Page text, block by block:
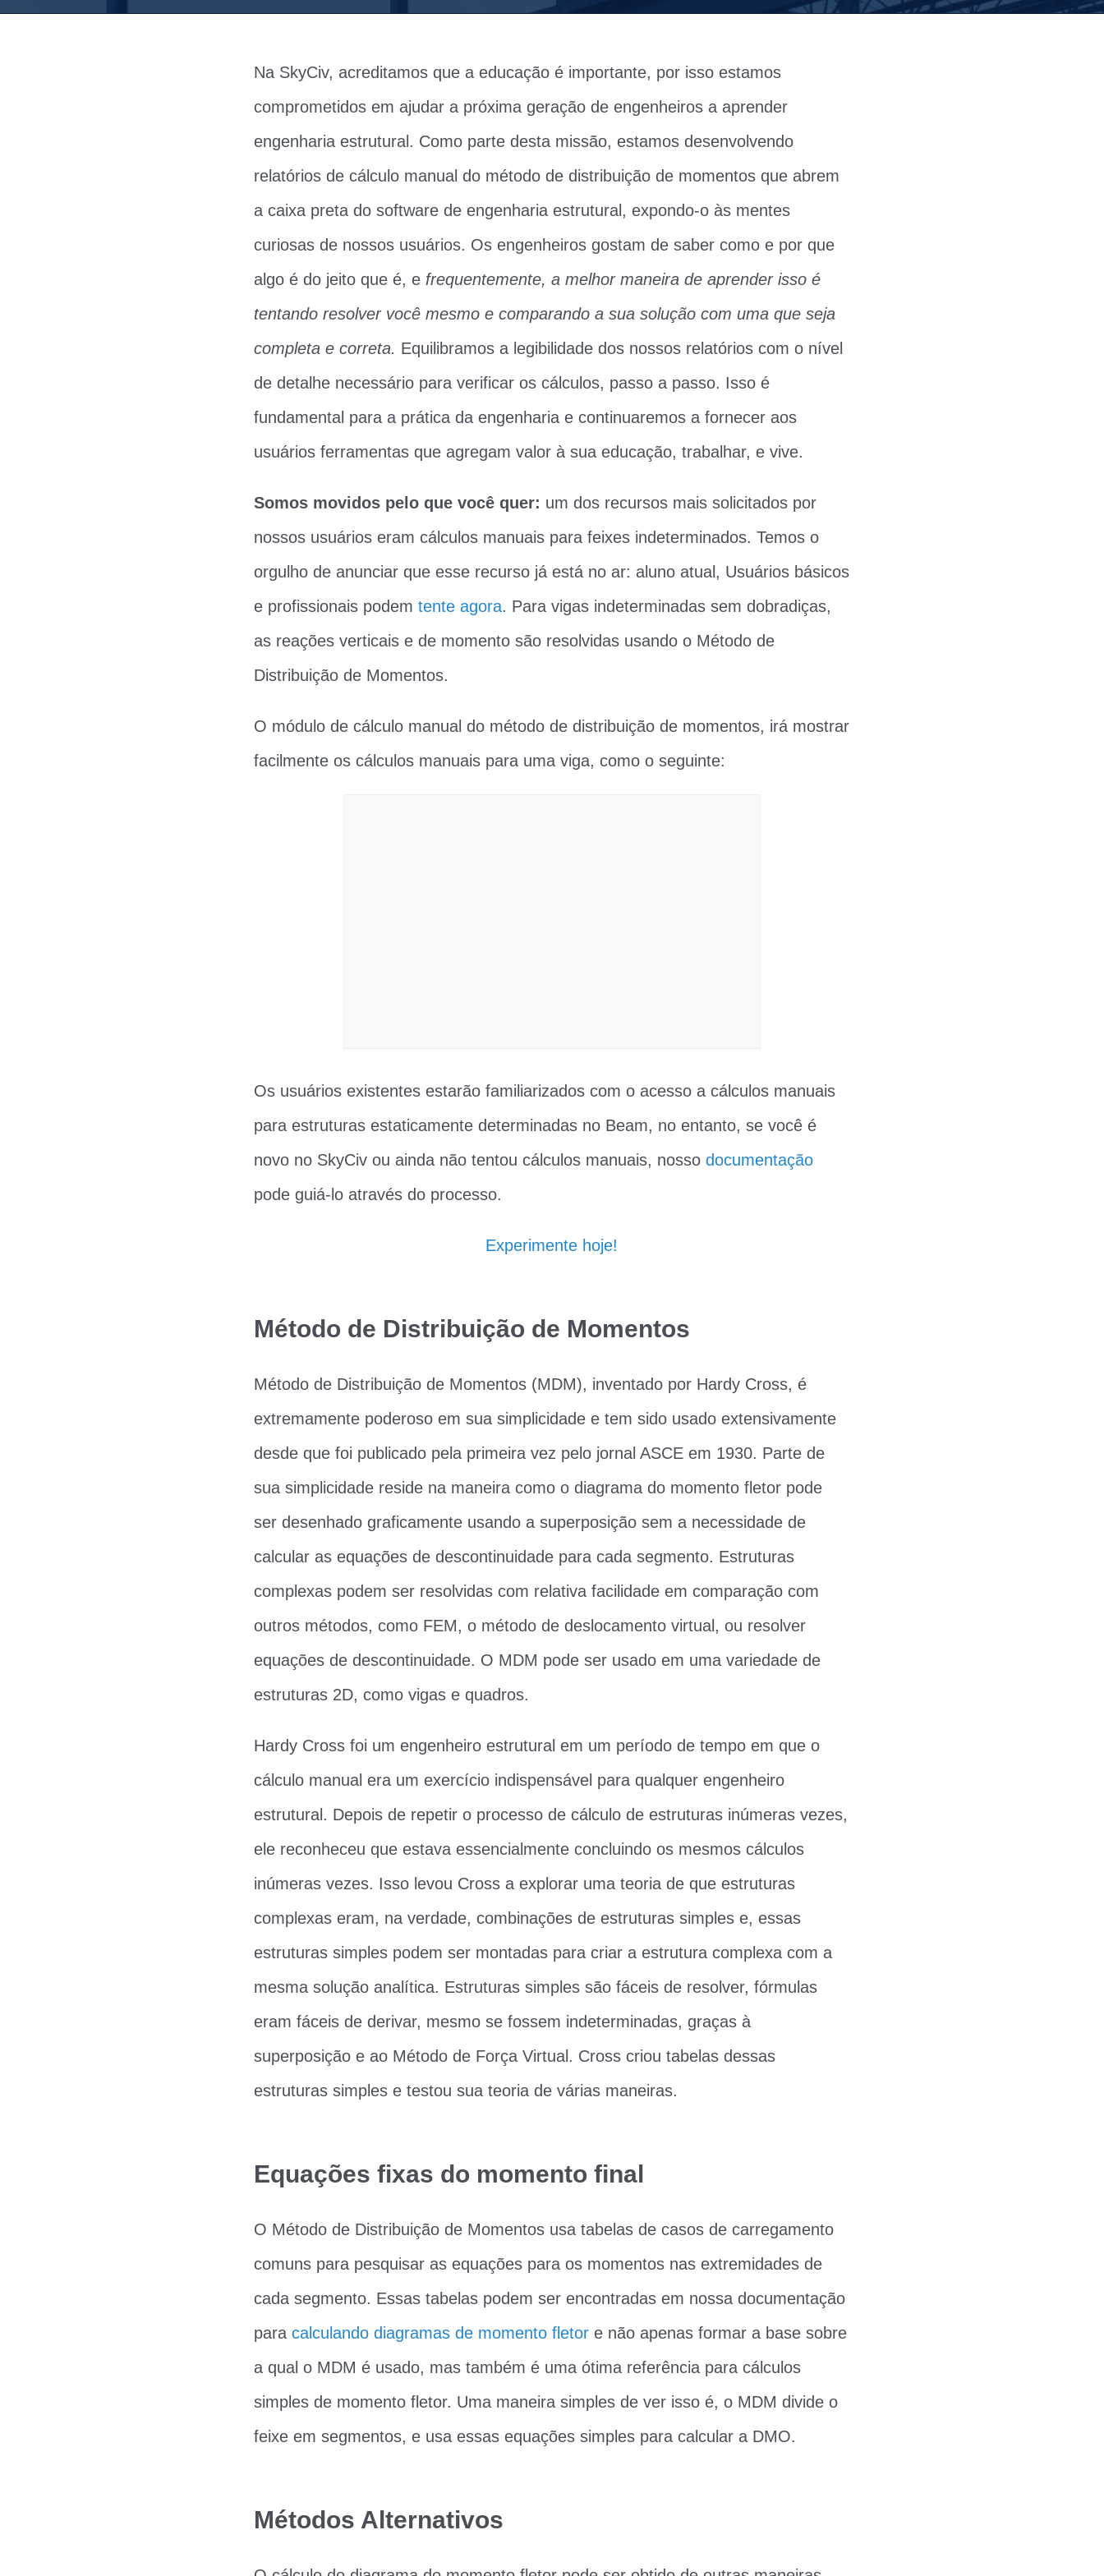
Na SkyCiv, acreditamos que a educação é importante, por isso estamos
comprometidos em ajudar a próxima geração de engenheiros a aprender
engenharia estrutural. Como parte desta missão, estamos desenvolvendo
relatórios de cálculo manual do método de distribuição de momentos que abrem
a caixa preta do software de engenharia estrutural, expondo-o às mentes
curiosas de nossos usuários. Os engenheiros gostam de saber como e por que
algo é do jeito que é, e frequentemente, a melhor maneira de aprender isso é
tentando resolver você mesmo e comparando a sua solução com uma que seja
completa e correta. Equilibramos a legibilidade dos nossos relatórios com o nível
de detalhe necessário para verificar os cálculos, passo a passo. Isso é
fundamental para a prática da engenharia e continuaremos a fornecer aos
usuários ferramentas que agregam valor à sua educação, trabalhar, e vive.
Somos movidos pelo que você quer: um dos recursos mais solicitados por
nossos usuários eram cálculos manuais para feixes indeterminados. Temos o
orgulho de anunciar que esse recurso já está no ar: aluno atual, Usuários básicos
e profissionais podemtente agora. Para vigas indeterminadas sem dobradiças,
as reações verticais e de momento são resolvidas usando o Método de
Distribuição de Momentos.
O módulo de cálculo manual do método de distribuição de momentos, irá mostrar
facilmente os cálculos manuais para uma viga, como o seguinte:
Os usuários existentes estarão familiarizados com o acesso a cálculos manuais
para estruturas estaticamente determinadas no Beam, no entanto, se você é
novo no SkyCiv ou ainda não tentou cálculos manuais, nossodocumentação
pode guiá-lo através do processo.
Experimente hoje!
Método de Distribuição de Momentos
Método de Distribuição de Momentos (MDM), inventado por Hardy Cross, é
extremamente poderoso em sua simplicidade e tem sido usado extensivamente
desde que foi publicado pela primeira vez pelo jornal ASCE em 1930. Parte de
sua simplicidade reside na maneira como o diagrama do momento fletor pode
ser desenhado graficamente usando a superposição sem a necessidade de
calcular as equações de descontinuidade para cada segmento. Estruturas
complexas podem ser resolvidas com relativa facilidade em comparação com
outros métodos, como FEM, o método de deslocamento virtual, ou resolver
equações de descontinuidade. O MDM pode ser usado em uma variedade de
estruturas 2D, como vigas e quadros.
Hardy Cross foi um engenheiro estrutural em um período de tempo em que o
cálculo manual era um exercício indispensável para qualquer engenheiro
estrutural. Depois de repetir o processo de cálculo de estruturas inúmeras vezes,
ele reconheceu que estava essencialmente concluindo os mesmos cálculos
inúmeras vezes. Isso levou Cross a explorar uma teoria de que estruturas
complexas eram, na verdade, combinações de estruturas simples e, essas
estruturas simples podem ser montadas para criar a estrutura complexa com a
mesma solução analítica. Estruturas simples são fáceis de resolver, fórmulas
eram fáceis de derivar, mesmo se fossem indeterminadas, graças à
superposição e ao Método de Força Virtual. Cross criou tabelas dessas
estruturas simples e testou sua teoria de várias maneiras.
Equações fixas do momento final
O Método de Distribuição de Momentos usa tabelas de casos de carregamento
comuns para pesquisar as equações para os momentos nas extremidades de
cada segmento. Essas tabelas podem ser encontradas em nossa documentação
paracalculando diagramas de momento fletor e não apenas formar a base sobre
a qual o MDM é usado, mas também é uma ótima referência para cálculos
simples de momento fletor. Uma maneira simples de ver isso é, o MDM divide o
feixe em segmentos, e usa essas equações simples para calcular a DMO.
Métodos Alternativos